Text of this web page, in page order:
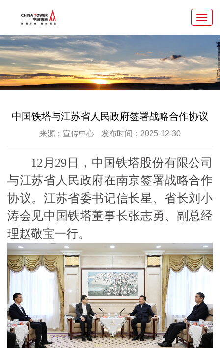
中国铁塔与江苏省人民政府签署战略合作协议
来源：宣传中心 发布时间：2025-12-30
12月29日，中国铁塔股份有限公司
与江苏省人民政府在南京签署战略合作
协议。江苏省委书记信长星、省长刘小
涛会见中国铁塔董事长张志勇、副总经
理赵敬宝一行。